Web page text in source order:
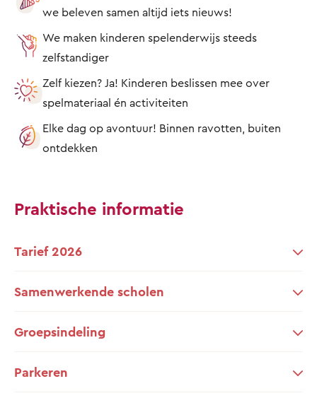
we beleven samen altijd iets nieuws!
We maken kinderen spelenderwijs steeds
zelfstandiger
Zelf kiezen? Ja! Kinderen beslissen mee over
spelmateriaal én activiteiten
Elke dag op avontuur! Binnen ravotten, buiten
ontdekken
Praktische informatie
Tarief 2026
Samenwerkende scholen
Groepsindeling
Parkeren